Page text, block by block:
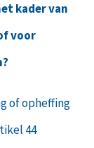
kader van
voor
of opheffing
44